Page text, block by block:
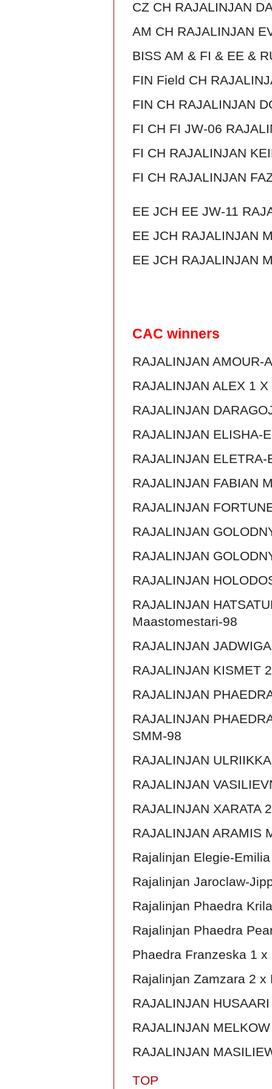
CZ CH RAJALINJAN
AM CH RAJALINJAN
BISS AM & FI & EE &
FIN Field CH
FIN CH RAJALINJAN
FI CH FI JW-06
FI CH RAJALINJAN
FI CH RAJALINJAN
EE JCH EE JW-11
EE JCH RAJALINJAN
EE JCH RAJALINJAN
CAC winners
RAJALINJAN AMOUR-
RAJALINJAN ALEX 1 X
RAJALINJAN
RAJALINJAN ELISHA-
RAJALINJAN
RAJALINJAN FABIAN
RAJALINJAN
RAJALINJAN
RAJALINJAN
RAJALINJAN
RAJALINJAN
Maastomestari-98
RAJALINJAN
RAJALINJAN KISMET
RAJALINJAN
RAJALINJAN
SMM-98
RAJALINJAN
RAJALINJAN
RAJALINJAN XARATA
RAJALINJAN ARAMIS
Rajalinjan Elegie-
Rajalinjan Jaroclaw-
Rajalinjan Phaedra
Rajalinjan Phaedra
Phaedra Franzeska 1 x
Rajalinjan Zamzara 2 x
RAJALINJAN
RAJALINJAN
RAJALINJAN
TOP